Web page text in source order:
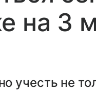
на 3
учесть не